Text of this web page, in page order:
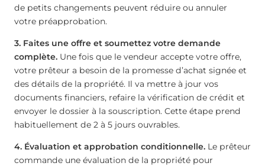
de petits changements peuvent réduire ou annuler
votre préapprobation.
3. Faites une offre et soumettez votre demande
complète. Une fois que le vendeur accepte votre offre,
votre prêteur a besoin de la promesse d’achat signée et
des détails de la propriété. Il va mettre à jour vos
documents financiers, refaire la vérification de crédit et
envoyer le dossier à la souscription. Cette étape prend
habituellement de 2 à 5 jours ouvrables.
4. Évaluation et approbation conditionnelle. Le prêteur
commande une évaluation de la propriété pour